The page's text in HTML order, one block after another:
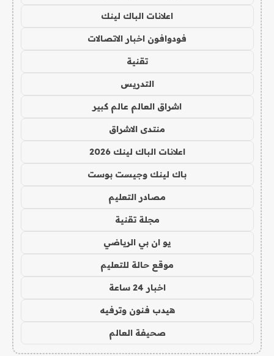
اعلانات الباك لينك
فودوافون اخبار الاتصالات
تقنية
التدريس
اشراق العالم عالم كبير
منتدى الاشراق
اعلانات الباك لينك 2026
باك لينك وجيست بوست
مصادر التعليم
مجلة تقنية
يو ان بي الرياضي
موقع حالة للتعليم
اخبار 24 ساعة
هيدب فنون وترفيه
صحيفة العالم